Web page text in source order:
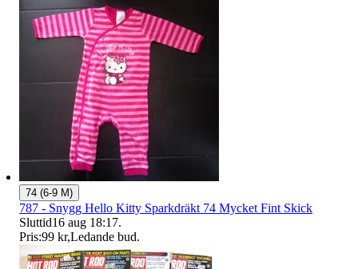
74 (6-9 M)
787 - Snygg Hello Kitty Sparkdräkt 74 Mycket Fint Skick
Sluttid16 aug 18:17.
Pris:99 kr,Ledande bud.